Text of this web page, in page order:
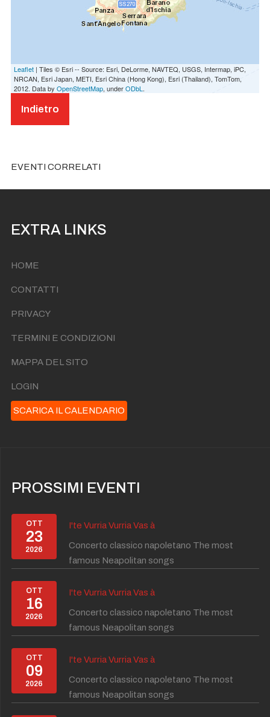
Leaflet | Tiles © Esri -- Source: Esri, DeLorme, NAVTEQ, USGS, Intermap, iPC,
NRCAN, Esri Japan, METI, Esri China (Hong Kong), Esri (Thailand), TomTom,
2012. Data by OpenStreetMap, underODbL .
Indietro
EVENTI CORRELATI
EXTRA LINKS
HOME
CONTATTI
PRIVACY
TERMINI E CONDIZIONI
MAPPA DEL SITO
LOGIN
SCARICA IL CALENDARIO
PROSSIMI EVENTI
OTT
23
2026
I'te Vurria Vurria Vas à
Concerto classico napoletano The most
famous Neapolitan songs
OTT
16
2026
I'te Vurria Vurria Vas à
Concerto classico napoletano The most
famous Neapolitan songs
OTT
09
2026
I'te Vurria Vurria Vas à
Concerto classico napoletano The most
famous Neapolitan songs